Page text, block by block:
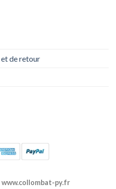
de retour
www.collombat-py.fr